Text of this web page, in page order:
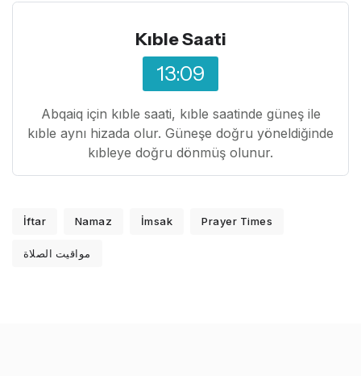
Kıble Saati
13:09
Abqaiq için kıble saati, kıble saatinde güneş ile
kıble aynı hizada olur. Güneşe doğru yöneldiğinde
kıbleye doğru dönmüş olunur.
İftar Namaz İmsak Prayer Times
مواقيت الصلاة